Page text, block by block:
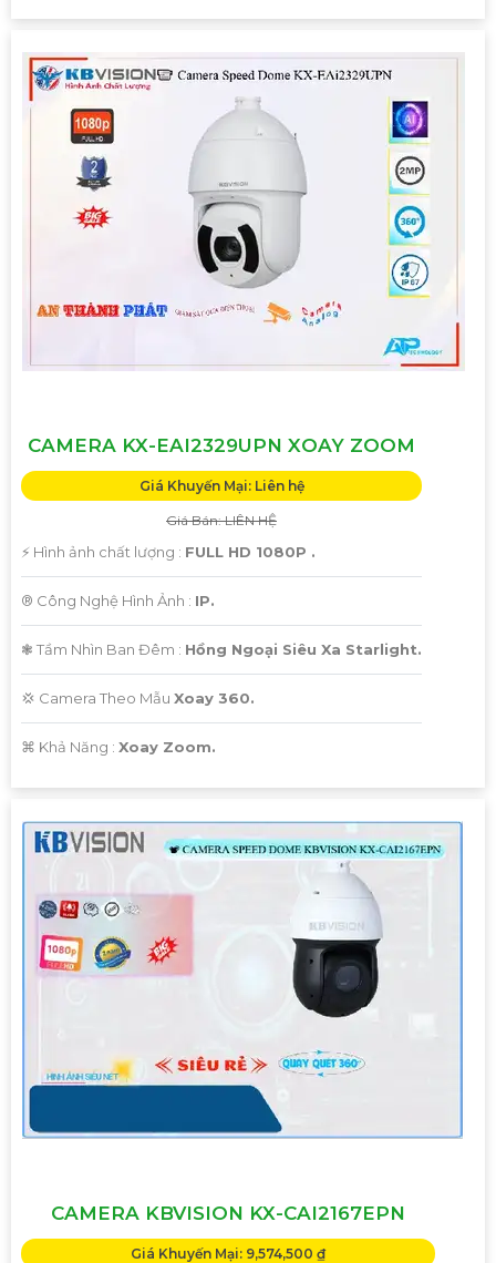
CAMERA KX-EAI2329UPN XOAY ZOOM
Giá Khuyến Mại: Liên hệ
Giá Bán: LIÊN HỆ
️⚡ Hình ảnh chất lượng : FULL HD 1080P .
®️ Công Nghệ Hình Ảnh : IP.
❃ Tầm Nhìn Ban Đêm : Hồng Ngoại Siêu Xa Starlight.
💢 Camera Theo Mẫu Xoay 360.
️⌘ Khả Năng : Xoay Zoom.
CAMERA KBVISION KX-CAI2167EPN
Giá Khuyến Mại: 9,574,500 ₫